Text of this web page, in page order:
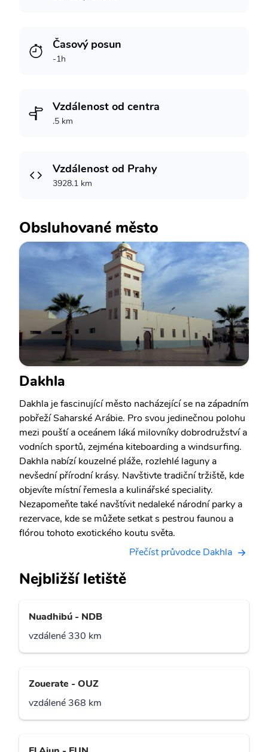
Časový posun
-1h
Vzdálenost od centra
.5 km
Vzdálenost od Prahy
3928.1 km
Obsluhované město
Dakhla
Dakhla je fascinující město nacházející se na západním
pobřeží Saharské Arábie. Pro svou jedinečnou polohu
mezi pouští a oceánem láká milovníky dobrodružství a
vodních sportů, zejména kiteboarding a windsurfing.
Dakhla nabízí kouzelné pláže, rozlehlé laguny a
nevšední přírodní krásy. Navštivte tradiční tržiště, kde
objevíte místní řemesla a kulinářské speciality.
Nezapomeňte také navštívit nedaleké národní parky a
rezervace, kde se můžete setkat s pestrou faunou a
flórou tohoto exotického koutu světa.
Přečíst průvodce Dakhla
Nejbližší letiště
Nuadhibú - NDB
vzdálené 330 km
Zouerate - OUZ
vzdálené 368 km